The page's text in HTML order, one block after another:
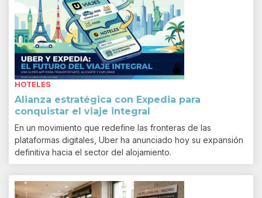
HOTELES
Alianza estratégica con Expedia para
conquistar el viaje integral
En un movimiento que redefine las fronteras de las
plataformas digitales, Uber ha anunciado hoy su expansión
definitiva hacia el sector del alojamiento.